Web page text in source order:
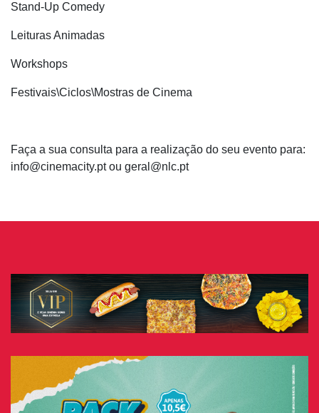
Stand-Up Comedy
Leituras Animadas
Workshops
Festivais\Ciclos\Mostras de Cinema
Faça a sua consulta para a realização do seu evento para:
info@cinemacity.pt ou geral@nlc.pt